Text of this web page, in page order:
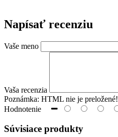
Napísať recenziu
Vaše meno
Vaša recenzia
Poznámka: HTML nie je preložené!
Hodnotenie
Súvisiace produkty